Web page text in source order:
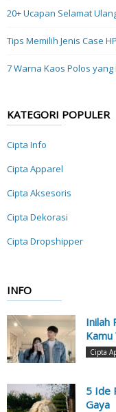
20+ Ucapan Selamat
Tips Memilih Jenis Case
7 Warna Kaos Polos
KATEGORI POPULER
Cipta Info
Cipta Apparel
Cipta Aksesoris
Cipta Dekorasi
Cipta Dropshipper
INFO
Inilah
Kamu
Cipta
5 Ide
Gaya